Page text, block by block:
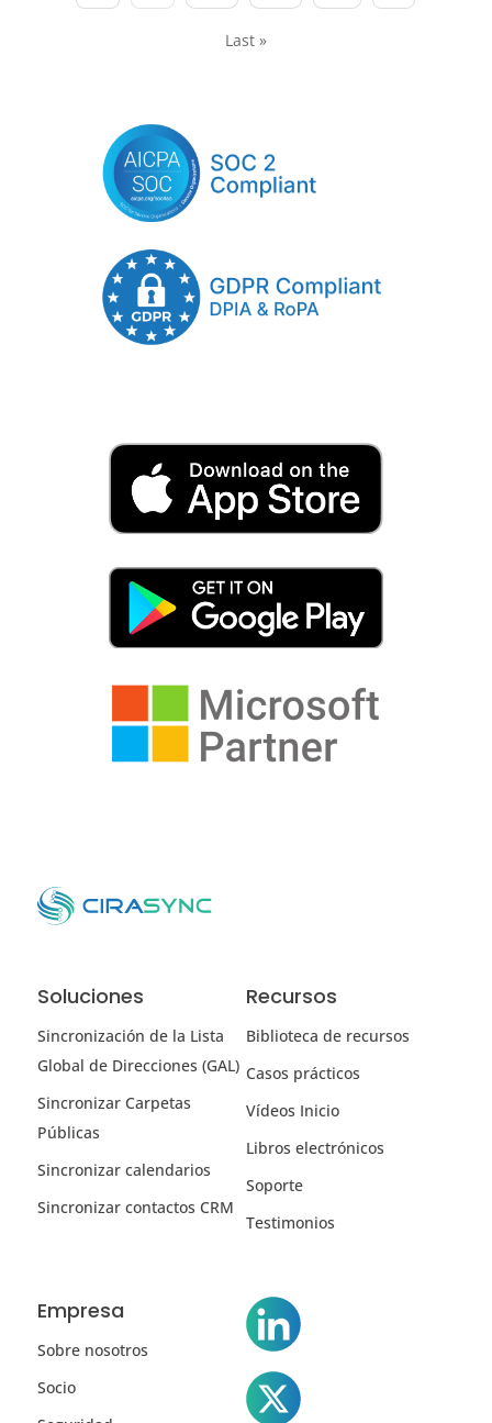
Last »
Soluciones
Sincronización de la Lista
Global de Direcciones (GAL)
Sincronizar Carpetas
Públicas
Sincronizar calendarios
Sincronizar contactos CRM
Recursos
Biblioteca de recursos
Casos prácticos
Vídeos Inicio
Libros electrónicos
Soporte
Testimonios
Empresa
Sobre nosotros
Socio